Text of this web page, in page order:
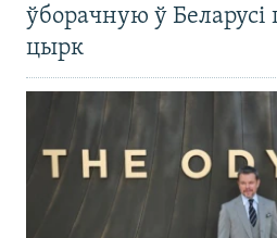
ўборачную ў Беларусі
цырк